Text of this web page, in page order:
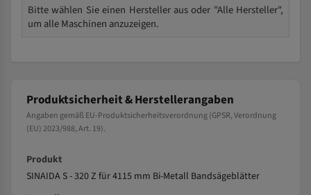
Bitte wählen Sie einen Hersteller aus oder "Alle Hersteller",
um alle Maschinen anzuzeigen.
Produktsicherheit & Herstellerangaben
Angaben gemäß EU-Produktsicherheitsverordnung (GPSR, Verordnung
(EU) 2023/988, Art. 19).
Produkt
SINAIDA S - 320 Z für 4115 mm Bi-Metall Bandsägeblätter